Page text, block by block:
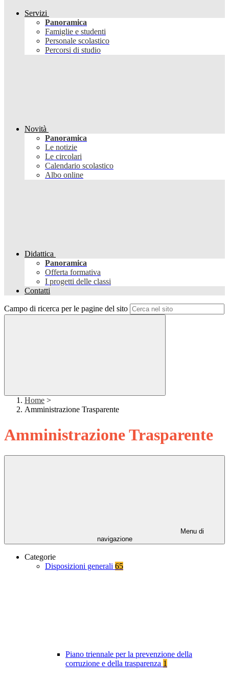
Servizi
Panoramica
Famiglie e studenti
Personale scolastico
Percorsi di studio
Novità
Panoramica
Le notizie
Le circolari
Calendario scolastico
Albo online
Didattica
Panoramica
Offerta formativa
I progetti delle classi
Contatti
Campo di ricerca per le pagine del sito
Home >
Amministrazione Trasparente
Amministrazione Trasparente
Menu di
navigazione
Categorie
Disposizioni generali 65
Piano triennale per la prevenzione della
corruzione e della trasparenza 1